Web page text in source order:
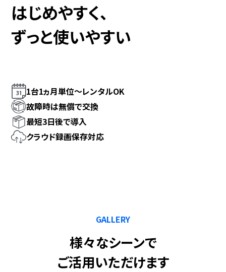
はじめやすく、
ずっと使いやすい
1台1ヵ月単位～レンタルOK
故障時は無償で交換
最短3日後で導入
クラウド録画保存対応
様々なシーンで
ご活用いただけます
GALLERY